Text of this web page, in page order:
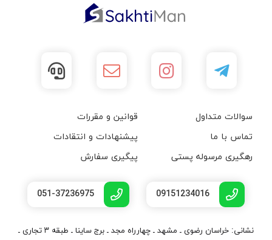
سوالات متداول
قوانین و مقررات
تماس با ما
پیشنهادات و انتقادات
رهگیری مرسوله پستی
پیگیری سفارش
09151234016
051-37236975
نشانی: خراسان رضوی ـ مشهد ـ چهارراه مجد ـ برج ساینا ـ طبقه ۳ تجاری ـ